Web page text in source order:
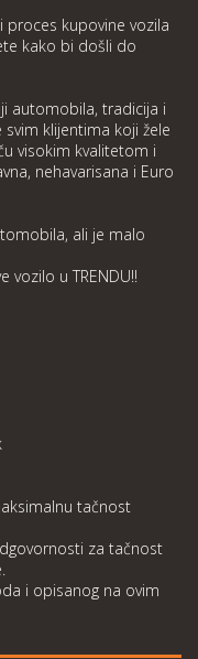
proces kupovine vozila
kako bi došli do
automobila, tradicija i
klijentima koji žele
visokim kvalitetom i
nehavarisana i Euro
ali je malo
vozilo u TRENDU!!
tačnost
za tačnost
i opisanog na ovim